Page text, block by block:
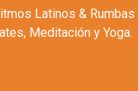
Latinos &
Meditación y Yoga.